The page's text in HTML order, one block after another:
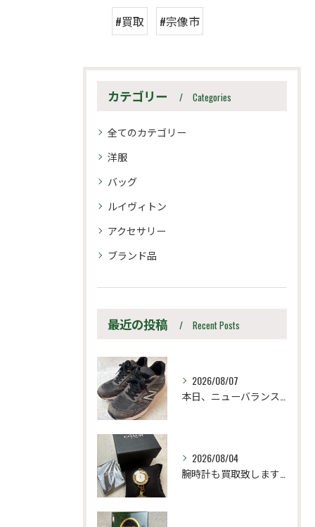
#買取 #宗像市
カテゴリー Categories
全てのカテゴリー
洋服
バッグ
ルイヴィトン
アクセサリー
ブランド品
最近の投稿 Recent Posts
2026/08/07
2026/08/04